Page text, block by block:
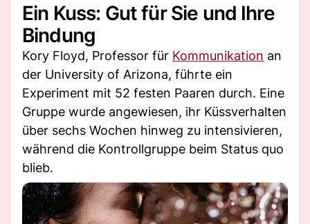
Ein Kuss: Gut für Sie und Ihre
Bindung
Kory Floyd, Professor für Kommunikation an
der University of Arizona, führte ein
Experiment mit 52 festen Paaren durch. Eine
Gruppe wurde angewiesen, ihr Küssverhalten
über sechs Wochen hinweg zu intensivieren,
während die Kontrollgruppe beim Status quo
blieb.